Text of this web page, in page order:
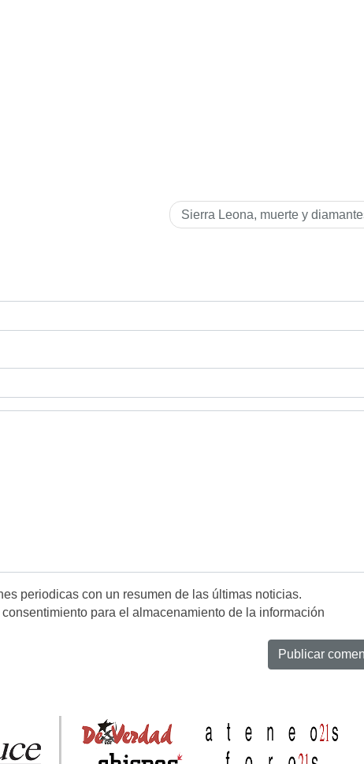
Sierra Leona, muerte y
periodicas con un resumen de las últimas noticias.
consentimiento para el almacenamiento de la información